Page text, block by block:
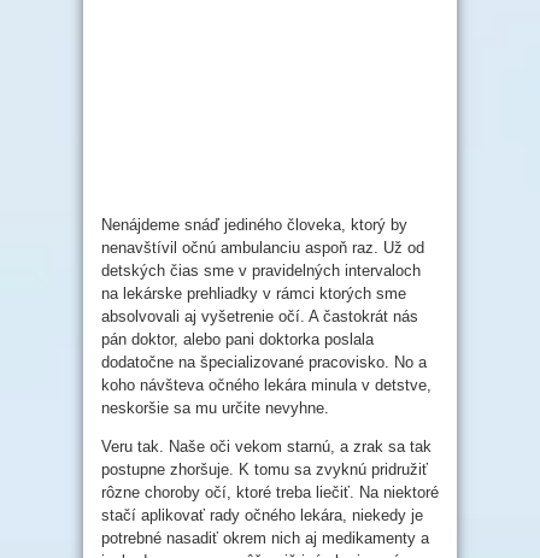
Nenájdeme snáď jediného človeka, ktorý by
nenavštívil očnú ambulanciu aspoň raz. Už od
detských čias sme v pravidelných intervaloch
na lekárske prehliadky v rámci ktorých sme
absolvovali aj vyšetrenie očí. A častokrát nás
pán doktor, alebo pani doktorka poslala
dodatočne na špecializované pracovisko. No a
koho návšteva očného lekára minula v detstve,
neskoršie sa mu určite nevyhne.
Veru tak. Naše oči vekom starnú, a zrak sa tak
postupne zhoršuje. K tomu sa zvyknú pridružiť
rôzne choroby očí, ktoré treba liečiť. Na niektoré
stačí aplikovať rady očného lekára, niekedy je
potrebné nasadiť okrem nich aj medikamenty a